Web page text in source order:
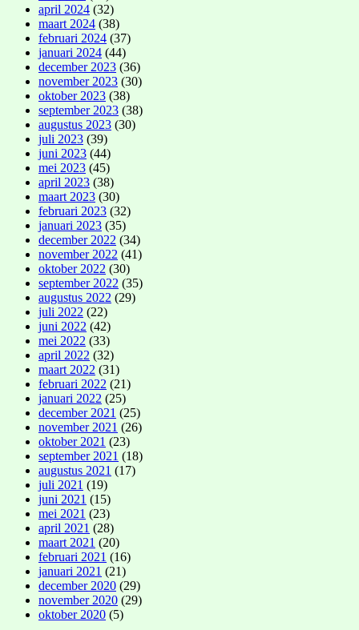
april 2024 (32)
maart 2024 (38)
februari 2024 (37)
januari 2024 (44)
december 2023 (36)
november 2023 (30)
oktober 2023 (38)
september 2023 (38)
augustus 2023 (30)
juli 2023 (39)
juni 2023 (44)
mei 2023 (45)
april 2023 (38)
maart 2023 (30)
februari 2023 (32)
januari 2023 (35)
december 2022 (34)
november 2022 (41)
oktober 2022 (30)
september 2022 (35)
augustus 2022 (29)
juli 2022 (22)
juni 2022 (42)
mei 2022 (33)
april 2022 (32)
maart 2022 (31)
februari 2022 (21)
januari 2022 (25)
december 2021 (25)
november 2021 (26)
oktober 2021 (23)
september 2021 (18)
augustus 2021 (17)
juli 2021 (19)
juni 2021 (15)
mei 2021 (23)
april 2021 (28)
maart 2021 (20)
februari 2021 (16)
januari 2021 (21)
december 2020 (29)
november 2020 (29)
oktober 2020 (5)